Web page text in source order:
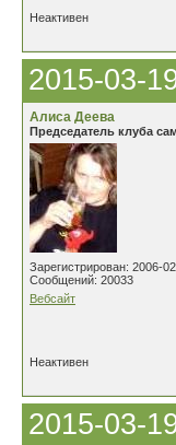
Неактивен
2015-03-
Алиса Деева
Председатель клуба
Зарегистрирован: 2006-
Сообщений: 20033
Вебсайт
Неактивен
2015-03-